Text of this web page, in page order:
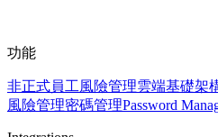
功能
非正式員工風險管理雲端基礎架
風險管理密碼管理Password